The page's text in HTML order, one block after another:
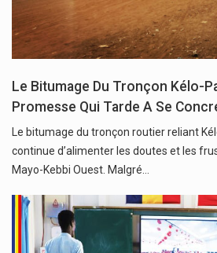
Le Bitumage Du Tronçon Kélo-
Promesse Qui Tarde A Se
Le bitumage du tronçon routier reliant
continue d’alimenter les doutes et les
Mayo-Kebbi Ouest. Malgré…